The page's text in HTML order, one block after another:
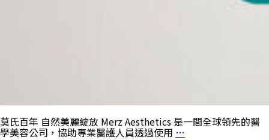
莫氏百年 自然美麗綻放 Merz Aesthetics 是一間全球領先的醫
學美容公司，協助專業醫護人員透過使用 …